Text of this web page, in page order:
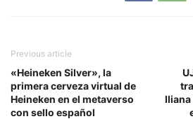
Previous article
«Heineken Silver», la
primera cerveza virtual de
Heineken en el metaverso
con sello español
Iliana